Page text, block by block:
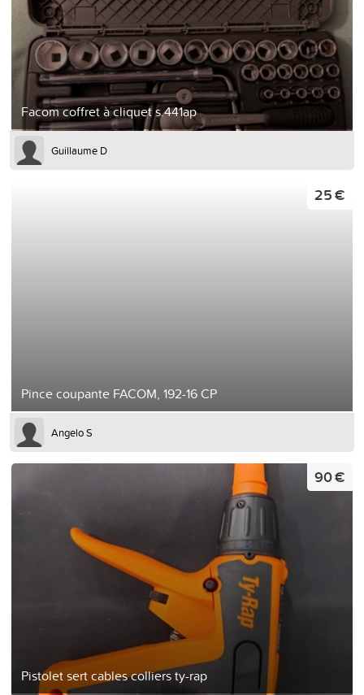
Facom coffret à cliquet s.441ap
Guillaume D
Pince coupante FACOM, 192-16 CP
25 €
Angelo S
Pistolet sert cables colliers ty-rap
90 €